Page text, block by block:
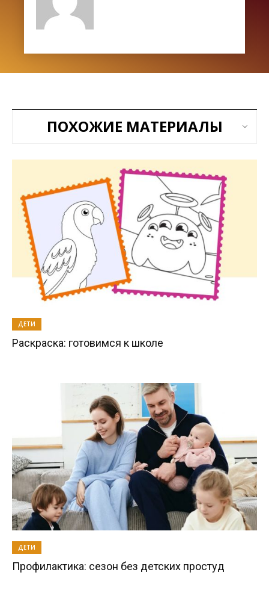
ПОХОЖИЕ МАТЕРИАЛЫ
ДЕТИ
Раскраска: готовимся к школе
ДЕТИ
Профилактика: сезон без детских простуд